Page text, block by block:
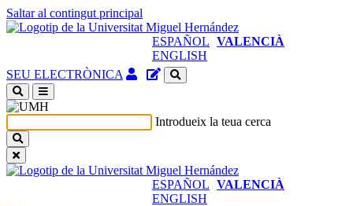
Saltar al contingut principal
ESPAÑOL VALENCIÀ
ENGLISH
SEU ELECTRÒNICA Accés
identificat
en
nova
Gestor
del
lloc
Introdueix la teua cerca
ESPAÑOL VALENCIÀ
ENGLISH